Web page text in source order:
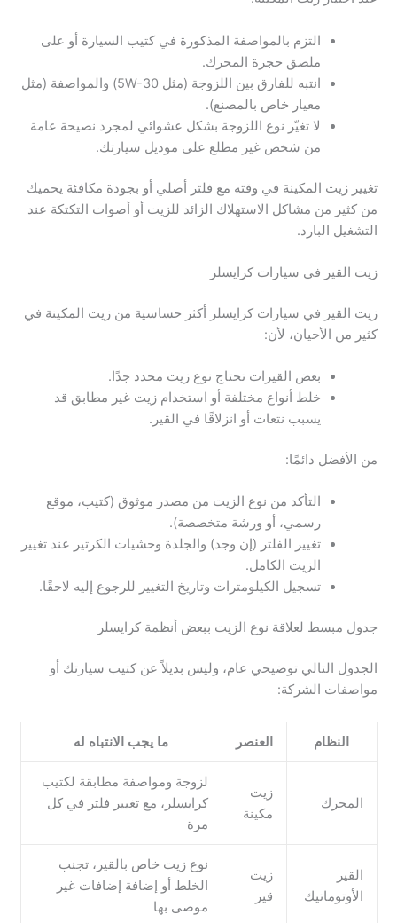
التزم بالمواصفة المذكورة في كتيب السيارة أو على
ملصق حجرة المحرك.
انتبه للفارق بين اللزوجة (مثل 5W-30) والمواصفة (مثل
معيار خاص بالمصنع).
لا تغيّر نوع اللزوجة بشكل عشوائي لمجرد نصيحة عامة
من شخص غير مطلع على موديل سيارتك.
تغيير زيت المكينة في وقته مع فلتر أصلي أو بجودة مكافئة يحميك
من كثير من مشاكل الاستهلاك الزائد للزيت أو أصوات التكتكة عند
التشغيل البارد.
زيت القير في سيارات كرايسلر
زيت القير في سيارات كرايسلر أكثر حساسية من زيت المكينة في
كثير من الأحيان، لأن:
بعض القيرات تحتاج نوع زيت محدد جدًا.
خلط أنواع مختلفة أو استخدام زيت غير مطابق قد
يسبب نتعات أو انزلاقًا في القير.
من الأفضل دائمًا:
التأكد من نوع الزيت من مصدر موثوق (كتيب، موقع
رسمي، أو ورشة متخصصة).
تغيير الفلتر (إن وجد) والجلدة وحشيات الكرتير عند تغيير
الزيت الكامل.
تسجيل الكيلومترات وتاريخ التغيير للرجوع إليه لاحقًا.
جدول مبسط لعلاقة نوع الزيت ببعض أنظمة كرايسلر
الجدول التالي توضيحي عام، وليس بديلاً عن كتيب سيارتك أو
مواصفات الشركة:
النظام العنصر ما يجب الانتباه له
المحرك
زيت
مكينة
لزوجة ومواصفة مطابقة لكتيب
كرايسلر، مع تغيير فلتر في كل
مرة
القير
الأوتوماتيك
زيت
قير
نوع زيت خاص بالقير، تجنب
الخلط أو إضافة إضافات غير
موصى بها